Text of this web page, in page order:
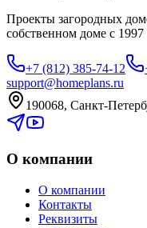
Проекты загородных
собственном доме с 1997
+7 (812) 385-74-12
support@homeplans.ru
190068, Санкт-
О компании
О компании
Контакты
Реквизиты